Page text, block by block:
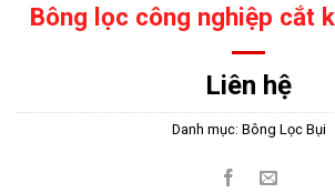
Bông lọc công nghiệp cắt
Liên hệ
Danh mục: Bông Lọc Bụi